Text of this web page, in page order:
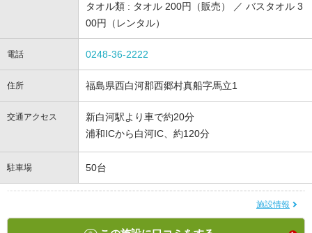
タオル類 : タオル 200円（販売） ／ バスタオル 3
00円（レンタル）
電話 0248-36-2222
住所 福島県西白河郡西郷村真船字馬立1
交通アクセス
新白河駅より車で約20分
浦和ICから白河IC、約120分
駐車場 50台
施設情報